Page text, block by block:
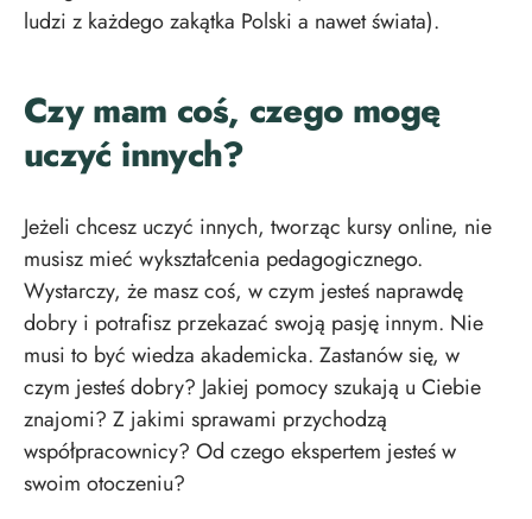
ludzi z każdego zakątka Polski a nawet świata).
Czy mam coś, czego mogę
uczyć innych?
Jeżeli chcesz uczyć innych, tworząc kursy online, nie
musisz mieć wykształcenia pedagogicznego.
Wystarczy, że masz coś, w czym jesteś naprawdę
dobry i potrafisz przekazać swoją pasję innym. Nie
musi to być wiedza akademicka. Zastanów się, w
czym jesteś dobry? Jakiej pomocy szukają u Ciebie
znajomi? Z jakimi sprawami przychodzą
współpracownicy? Od czego ekspertem jesteś w
swoim otoczeniu?